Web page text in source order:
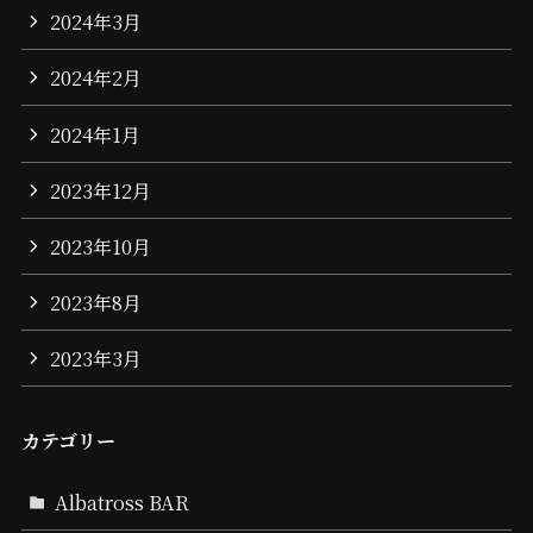
2024年3月
2024年2月
2024年1月
2023年12月
2023年10月
2023年8月
2023年3月
カテゴリー
Albatross BAR